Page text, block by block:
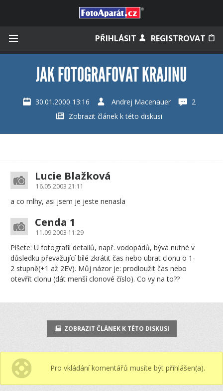
PŘIHLÁSIT REGISTROVAT
Zapomněli jste heslo?
JAK FOTOGRAFOVAT KRAJINU
30.01.2000 13:16 Andrej Macenauer
2
Zobrazit článek k této diskusi
Lucie Blažková
16.05.2003 21:11
a co mlhy, asi jsem je jeste nenasla
Cenda 1
11.09.2003 11:29
Píšete: U fotografií detailů, např. vodopádů, bývá nutné v
důsledku převažující bílé zkrátit čas nebo ubrat clonu o 1-
2 stupně(+1 až 2EV). Můj názor je: prodloužit čas nebo
otevřít clonu (dát menší clonové číslo). Co vy na to??
ZOBRAZIT ČLÁNEK K TÉTO DISKUSI
Pro vkládání komentářů musíte být přihlášen(a).